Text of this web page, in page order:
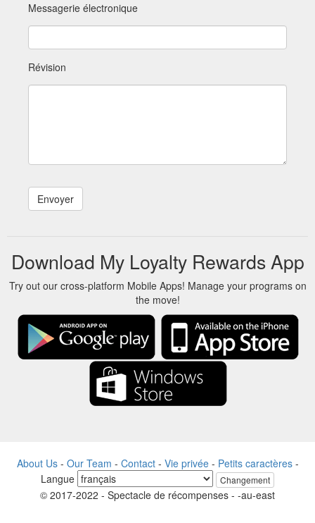
Messagerie électronique
Révision
Download My Loyalty Rewards App
Try out our cross-platform Mobile Apps! Manage your programs on
the move!
About Us- Our Team - Contact- Vie privée- Petits caractères-
Langue
Changement
© 2017-2022 - Spectacle de récompenses - -au-east